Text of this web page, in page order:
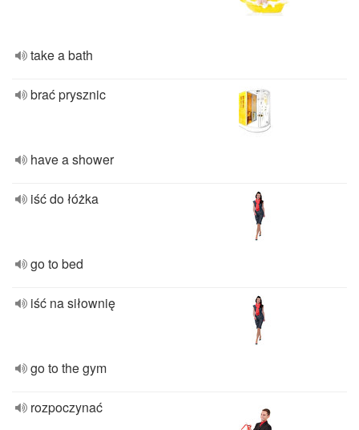
take a bath
brać prysznic
have a shower
iść do łóżka
go to bed
iść na siłownię
go to the gym
rozpoczynać